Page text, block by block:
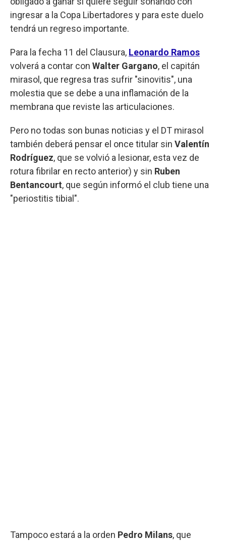
ingresar a la Copa Libertadores y para este duelo
tendrá un regreso importante.
Para la fecha 11 del Clausura, Leonardo Ramos
volverá a contar con Walter Gargano, el capitán
mirasol, que regresa tras sufrir "sinovitis", una
molestia que se debe a una inflamación de la
membrana que reviste las articulaciones.
Pero no todas son bunas noticias y el DT mirasol
también deberá pensar el once titular sin Valentín
Rodríguez, que se volvió a lesionar, esta vez de
rotura fibrilar en recto anterior) y sin Ruben
Bentancourt, que según informó el club tiene una
"periostitis tibial".
Tampoco estará a la orden Pedro Milans, que